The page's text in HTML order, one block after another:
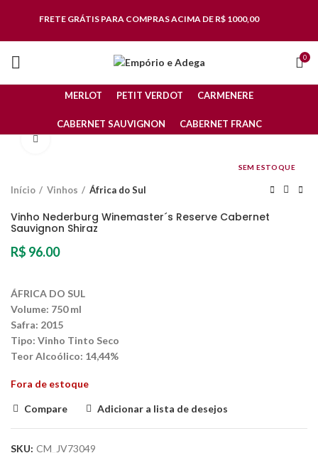
FRETE GRÁTIS PARA COMPRAS ACIMA DE R$ 1000,00
0
MERLOT PETIT VERDOT CARMENERE
CABERNET SAUVIGNON CABERNET FRANC
SEM ESTOQUE
Início Vinhos África do Sul
Vinho Nederburg Winemaster´s Reserve Cabernet
Sauvignon Shiraz
R$ 96.00
ÁFRICA DO SUL
Volume: 750 ml
Safra: 2015
Tipo: Vinho Tinto Seco
Teor Alcoólico: 14,44%
Fora de estoque
Compare Adicionar a lista de desejos
SKU: CM_JV73049